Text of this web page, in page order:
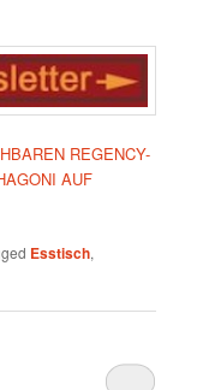
REGENCY-
AUF
Esstisch,